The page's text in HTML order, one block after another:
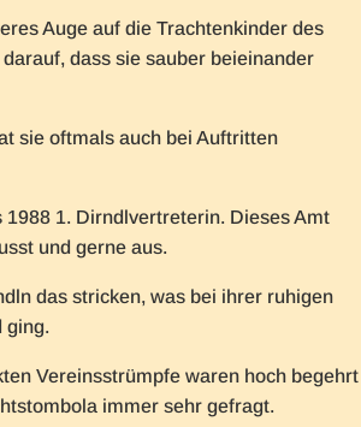
Auge auf die Trachtenkinder des
dass sie sauber beieinander
sie oftmals auch bei Auftritten
1988 1. Dirndlvertreterin. Dieses Amt
und gerne aus.
das stricken, was bei ihrer ruhigen
ging.
Vereinsstrümpfe waren hoch begehrt
immer sehr gefragt.